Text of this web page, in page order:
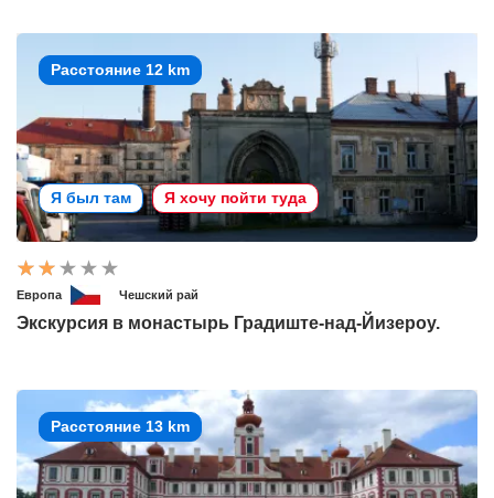
Расстояние 12 km
Я был там Я хочу пойти туда
Европа Чешский рай
Экскурсия в монастырь Градиште-над-Йизероу.
Расстояние 13 km